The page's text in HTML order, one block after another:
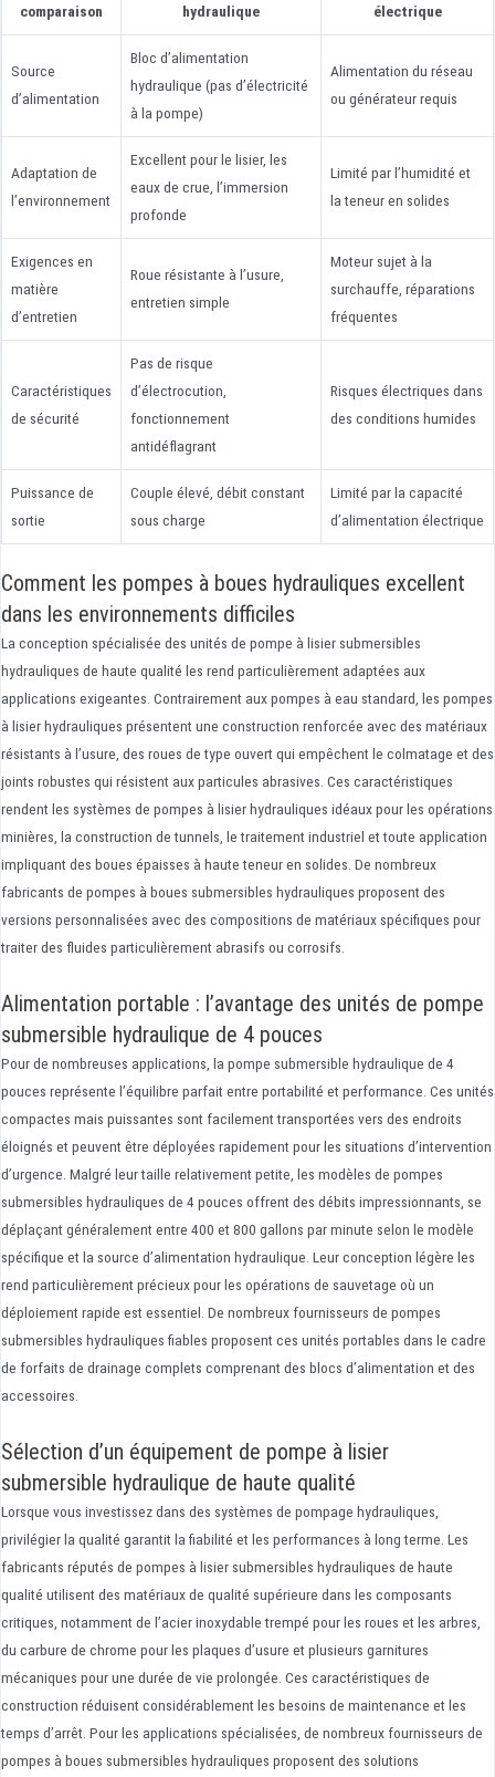
comparaison hydraulique électrique
Source
d’alimentation
Bloc d’alimentation
hydraulique (pas d’électricité
à la pompe)
Alimentation du réseau
ou générateur requis
Adaptation de
l’environnement
Excellent pour le lisier, les
eaux de crue, l’immersion
profonde
Limité par l’humidité et
la teneur en solides
Exigences en
matière
d’entretien
Roue résistante à l’usure,
entretien simple
Moteur sujet à la
surchauffe, réparations
fréquentes
Caractéristiques
de sécurité
Pas de risque
d’électrocution,
fonctionnement
antidéflagrant
Risques électriques dans
des conditions humides
Puissance de
sortie
Couple élevé, débit constant
sous charge
Limité par la capacité
d’alimentation électrique
Comment les pompes à boues hydrauliques excellent
dans les environnements difficiles
La conception spécialisée des unités de pompe à lisier submersibles
hydrauliques de haute qualité les rend particulièrement adaptées aux
applications exigeantes. Contrairement aux pompes à eau standard, les pompes
à lisier hydrauliques présentent une construction renforcée avec des matériaux
résistants à l’usure, des roues de type ouvert qui empêchent le colmatage et des
joints robustes qui résistent aux particules abrasives. Ces caractéristiques
rendent les systèmes de pompes à lisier hydrauliques idéaux pour les opérations
minières, la construction de tunnels, le traitement industriel et toute application
impliquant des boues épaisses à haute teneur en solides. De nombreux
fabricants de pompes à boues submersibles hydrauliques proposent des
versions personnalisées avec des compositions de matériaux spécifiques pour
traiter des fluides particulièrement abrasifs ou corrosifs.
Alimentation portable : l’avantage des unités de pompe
submersible hydraulique de 4 pouces
Pour de nombreuses applications, la pompe submersible hydraulique de 4
pouces représente l’équilibre parfait entre portabilité et performance. Ces unités
compactes mais puissantes sont facilement transportées vers des endroits
éloignés et peuvent être déployées rapidement pour les situations d’intervention
d’urgence. Malgré leur taille relativement petite, les modèles de pompes
submersibles hydrauliques de 4 pouces offrent des débits impressionnants, se
déplaçant généralement entre 400 et 800 gallons par minute selon le modèle
spécifique et la source d’alimentation hydraulique. Leur conception légère les
rend particulièrement précieux pour les opérations de sauvetage où un
déploiement rapide est essentiel. De nombreux fournisseurs de pompes
submersibles hydrauliques fiables proposent ces unités portables dans le cadre
de forfaits de drainage complets comprenant des blocs d’alimentation et des
accessoires.
Sélection d’un équipement de pompe à lisier
submersible hydraulique de haute qualité
Lorsque vous investissez dans des systèmes de pompage hydrauliques,
privilégier la qualité garantit la fiabilité et les performances à long terme. Les
fabricants réputés de pompes à lisier submersibles hydrauliques de haute
qualité utilisent des matériaux de qualité supérieure dans les composants
critiques, notamment de l’acier inoxydable trempé pour les roues et les arbres,
du carbure de chrome pour les plaques d’usure et plusieurs garnitures
mécaniques pour une durée de vie prolongée. Ces caractéristiques de
construction réduisent considérablement les besoins de maintenance et les
temps d’arrêt. Pour les applications spécialisées, de nombreux fournisseurs de
pompes à boues submersibles hydrauliques proposent des solutions